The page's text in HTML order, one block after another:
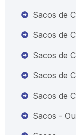
Sacos de
Sacos de
Sacos de
Sacos de
Sacos de
Sacos -